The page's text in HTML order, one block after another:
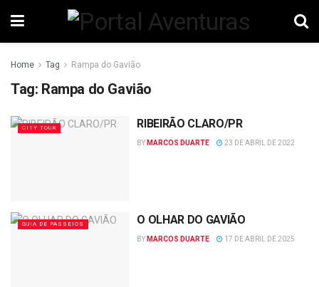
Home Tag Rampa do Gavião
Tag: Rampa do Gavião
CITY TOUR RIBEIRÃO CLARO/PR
BY MARCOS DUARTE 23 DE ABRIL DE 2022
GUIA DE PASSEIOS O OLHAR DO GAVIÃO
BY MARCOS DUARTE 17 DE ABRIL DE 2025